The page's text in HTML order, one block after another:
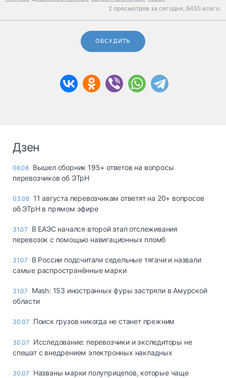
2 просмотров за сегодня, 6455 всего.
ОБСУДИТЬ
Дзен
06.08 Вышел сборник 195+ ответов на вопросы
перевозчиков об ЭТрН
03.08 11 августа перевозчикам ответят на 20+ вопросов
об ЭТрН в прямом эфире
31.07
В ЕАЭС начался второй этап отслеживания
перевозок с помощью навигационных пломб
31.07
В России подсчитали седельные тягачи и назвали
самые распространённые марки
31.07
Mash: 153 иностранных фуры застряли в Амурской
области
30.07 Поиск грузов никогда не станет прежним
30.07
Исследование: перевозчики и экспедиторы не
спешат с внедрением электронных накладных
30.07
Названы марки полуприцепов, которые чаще